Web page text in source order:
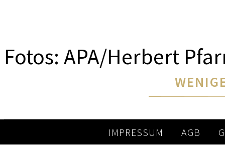
Fotos: APA/Herbert
IMPRESSUM AGB